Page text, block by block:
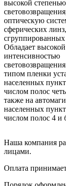
высокой степенью
оптическую
сферических линз,
сгруппированных
Обладает высокой
интенсивностью
типом пленки
населенных
числом полос
также на
населенных
числом полос 4 и
Наша компания
лицами.
Оплата